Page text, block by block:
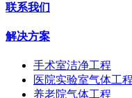
联系我们
解决方案
手术室洁净工程
医院实验室气体工程
养老院气体工程